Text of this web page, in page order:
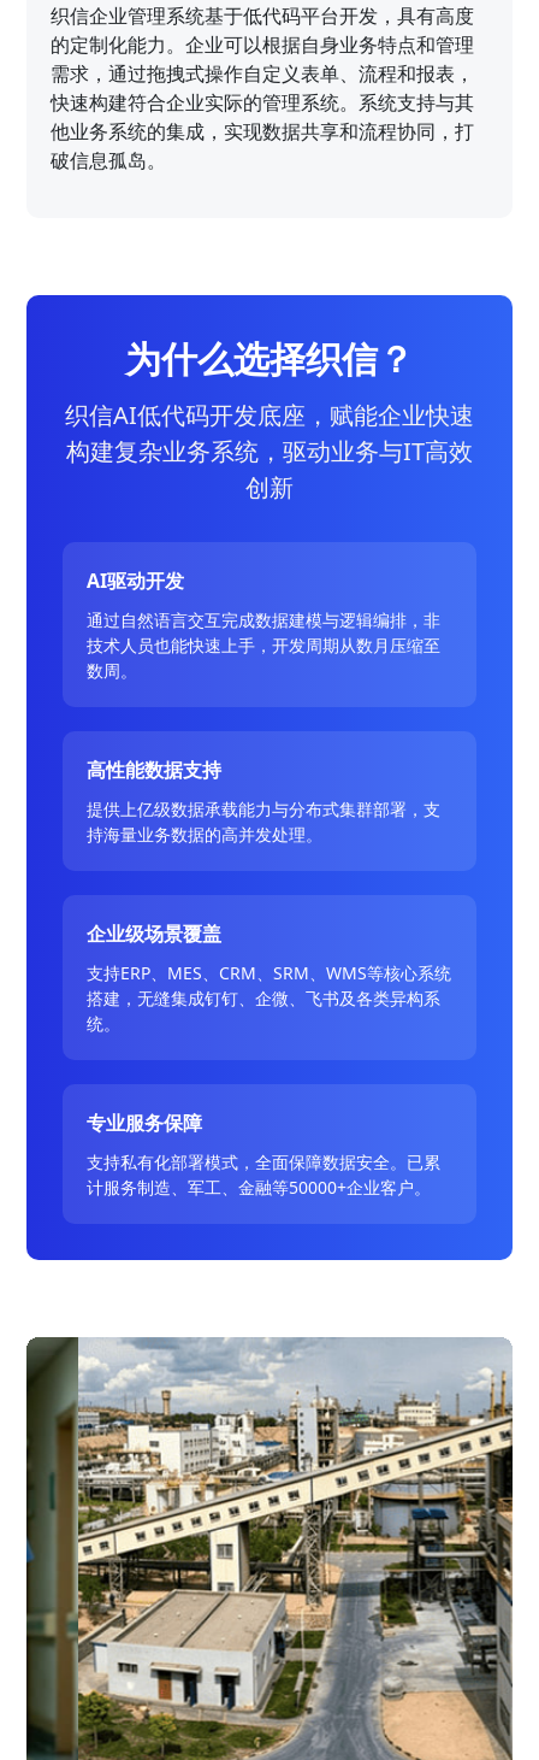
织信企业管理系统基于低代码平台开发，具有高度
的定制化能力。企业可以根据自身业务特点和管理
需求，通过拖拽式操作自定义表单、流程和报表，
快速构建符合企业实际的管理系统。系统支持与其
他业务系统的集成，实现数据共享和流程协同，打
破信息孤岛。
为什么选择织信？
织信AI低代码开发底座，赋能企业快速
构建复杂业务系统，驱动业务与IT高效
创新
AI驱动开发
通过自然语言交互完成数据建模与逻辑编排，非
技术人员也能快速上手，开发周期从数月压缩至
数周。
高性能数据支持
提供上亿级数据承载能力与分布式集群部署，支
持海量业务数据的高并发处理。
企业级场景覆盖
支持ERP、MES、CRM、SRM、WMS等核心系统
搭建，无缝集成钉钉、企微、飞书及各类异构系
统。
专业服务保障
支持私有化部署模式，全面保障数据安全。已累
计服务制造、军工、金融等50000+企业客户。